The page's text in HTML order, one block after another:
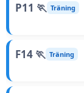
P11 🏃 Träning
F14 🏃 Träning